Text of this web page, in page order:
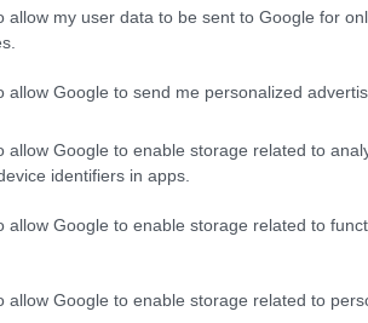
allow my user data to be sent to Google for
allow Google to send me personalized
allow Google to enable storage related to
identifiers in apps.
allow Google to enable storage related to
allow Google to enable storage related to
w rankingu UEFA?
się prawdziwym przełomem dla naszego